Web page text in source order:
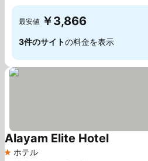
最安値 ￥3,866
3件のサイトの料金を表示
1 ホテルのランク
ホテル
Alayam Elite Hotel